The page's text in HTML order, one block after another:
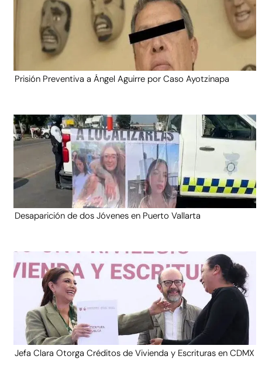
Prisión Preventiva a Ángel Aguirre por Caso Ayotzinapa
Desaparición de dos Jóvenes en Puerto Vallarta
Jefa Clara Otorga Créditos de Vivienda y Escrituras en CDMX